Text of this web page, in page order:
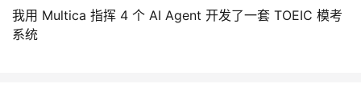
我用 Multica 指挥 4 个 AI Agent 开发了一套 TOEIC 模考
系统